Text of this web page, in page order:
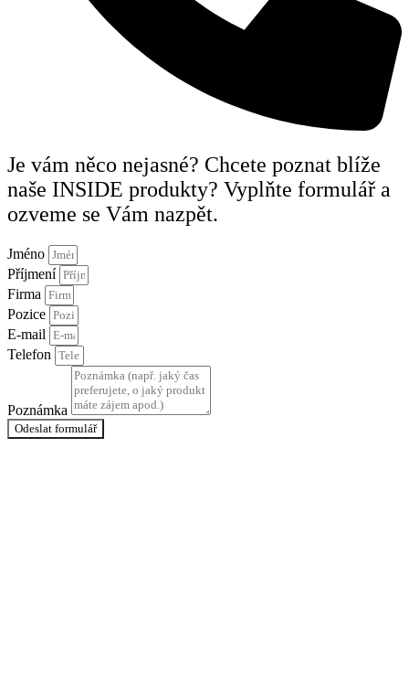
Je vám něco nejasné? Chcete poznat blíže
naše INSIDE produkty? Vyplňte formulář a
ozveme se Vám nazpět.
Jméno
Příjmení
Firma
Pozice
E-mail
Telefon
Poznámka
Odeslat formulář